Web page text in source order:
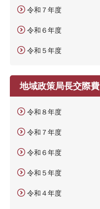
令和７年度
令和６年度
令和５年度
地域政策局長交際費
令和８年度
令和７年度
令和６年度
令和５年度
令和４年度